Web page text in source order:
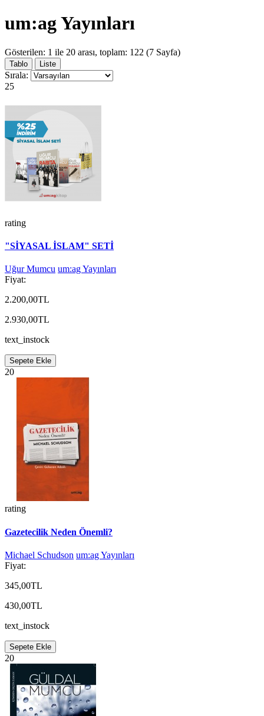
um:ag Yayınları
Gösterilen: 1 ile 20 arası, toplam: 122 (7 Sayfa)
Tablo Liste
Sırala:
25
rating
"SİYASAL İSLAM" SETİ
Uğur Mumcu um:ag Yayınları
Fiyat:
2.200,00TL
2.930,00TL
text_instock
Sepete Ekle
20
rating
Gazetecilik Neden Önemli?
Michael Schudson um:ag Yayınları
Fiyat:
345,00TL
430,00TL
text_instock
Sepete Ekle
20